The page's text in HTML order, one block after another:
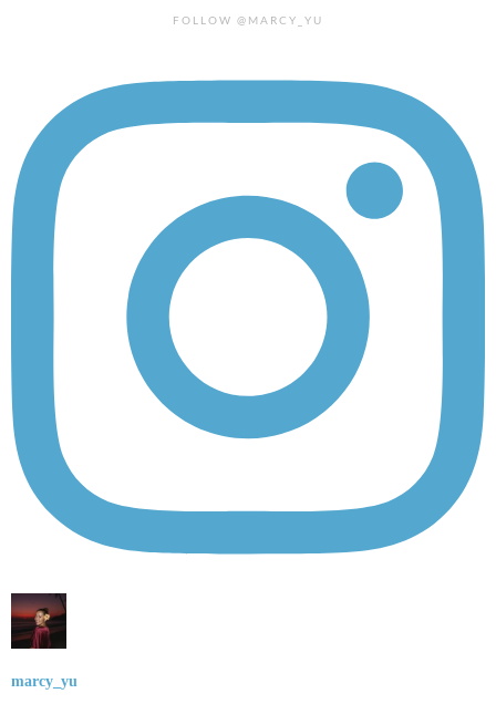
FOLLOW @MARCY_YU
marcy_yu